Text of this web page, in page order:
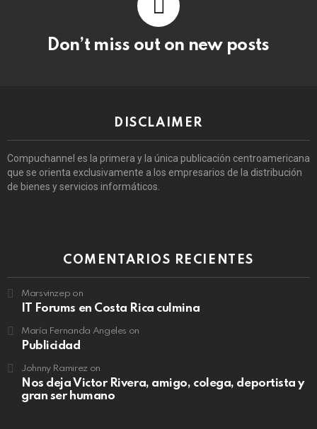
Don’t miss out on new posts
DISCLAIMER
Compuchannel es la primera y la única publicación centroamericana
que se orienta exclusivamente a los empresarios de la distribución
de bienes y servicios informáticos.
COMENTARIOS RECIENTES
Marsvinzep on
IT Forums en Costa Rica culmina
María Fernanda Angeles on
Publicidad
Johnny Ramirezon
Nos deja Victor Rivera, amigo, colega, deportista y
gran ser humano